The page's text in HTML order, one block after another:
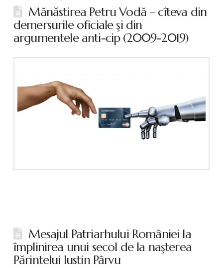
Mănăstirea Petru Vodă – cîteva din
demersurile oficiale şi din
argumentele anti-cip (2009-2019)
Mesajul Patriarhului României la
împlinirea unui secol de la naşterea
Părintelui Iustin Pârvu